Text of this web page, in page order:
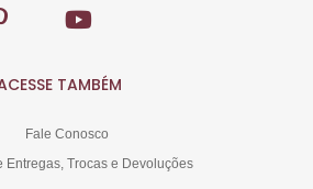
TAMBÉM
Fale Conosco
Entregas, Trocas e Devoluções